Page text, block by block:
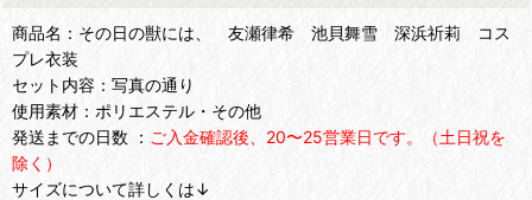
商品名：その日の獣には、 友瀬律希 池貝舞雪 深浜祈莉 コス
プレ衣装
セット内容：写真の通り
使用素材：ポリエステル・その他
発送までの日数 ： ご入金確認後、20〜25営業日です。（土日祝を
除く）
サイズについて詳しくは↓